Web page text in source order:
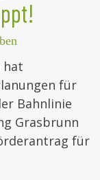
hat
für
Bahnlinie
Grasbrunn
für